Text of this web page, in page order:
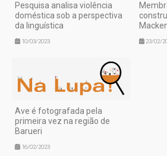
Pesquisa analisa violência
doméstica sob a perspectiva
da linguística
10/03/2023 23/02/
Ave é fotografada pela
primeira vez na região de
Barueri
16/02/2023